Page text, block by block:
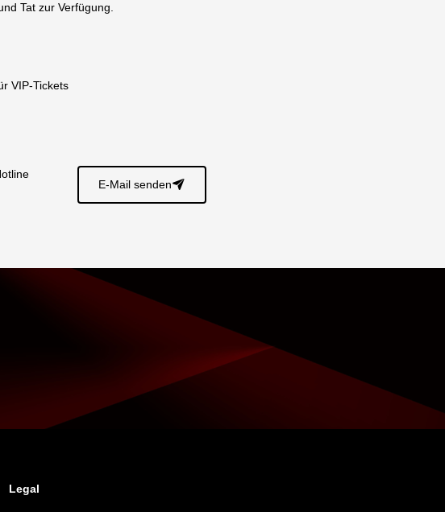
Tat zur Verfügung.
VIP-Tickets
E-Mail senden􀈠
Legal